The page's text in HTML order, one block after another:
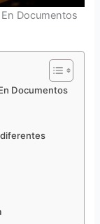
Documentos
Documentos
diferentes